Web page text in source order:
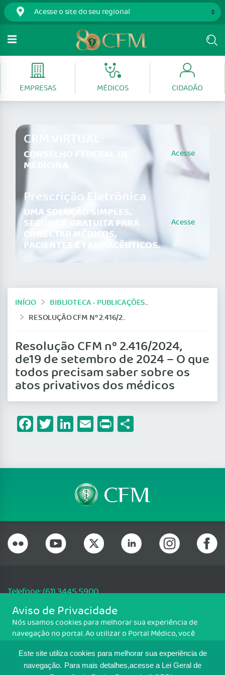
Este site utiliza cookies para melhorar sua experiência de
navegação. Para mais detalhes,acesse a Lei Geral de
EMPRESAS MÉDICOS CIDADÃO
CRM VIRTUAL
CONSELHO FEDERAL DE
MEDICINA
Acesse
Prescrição Eletrônica
UMA SOLUÇÃO SIMPLES,
SEGURA E GRATUITA PARA
CONECTAR MÉDICOS,
PACIENTES E FARMACÊUTICOS.
Acesse
INÍCIO
BIBLIOTECA - PUBLICAÇÕES DO CFM
RESOLUÇÃO CFM Nº 2.416/2024, DE19 DE SETEMBRO DE 2024 – O QUE TODOS PRECISAM SABER SOBRE OS ATOS PRIVATIVOS DOS MÉDICOS
Resolução CFM nº 2.416/2024,
de19 de setembro de 2024 – O que
todos precisam saber sobre os
atos privativos dos médicos
Facebook
Twitter
LinkedIn
Email
Print
Telefone: (61) 3445 5900
Email: cfm@portalmedico.org.br
SGAS 616, Conjunto D, Lote 115, L2 Sul, Brasília/DF - CEP: 70200-760 -
CNPJ: 33.583.550/0001-30
MAPA DO SITE
Aviso de Privacidade
Nós usamos cookies para melhorar sua experiência de
navegação no portal. Ao utilizar o Portal Médico, você
Para ter mais informações sobre como isso é feito, acesse
Política de cookies. Se você concorda, clique em ACEITO.